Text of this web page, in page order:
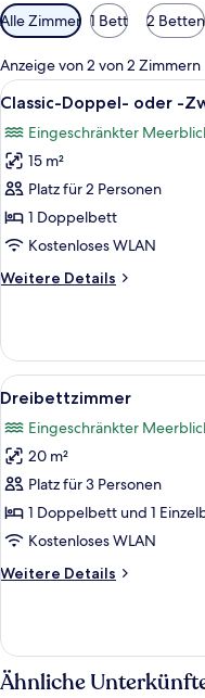
Verfügbare
Filter
für
Zimmer
Alle Zimmer 1 Bett 2 Betten
Anzeige von 2 von 2 Zimmern
Alle
Fotos
für
Classic-
Doppel-
oder
-
Balkon
4
Classic-Doppel- oder -
Eingeschränkter
15 m²
Platz für 2 Personen
1 Doppelbett
Kostenloses WLAN
Weitere Details
Weitere
Doppel-
oder
-
Balkon
Alle
Fotos
für
Dreibettzimmer
anzeigen
8
Dreibettzimmer
Eingeschränkter
20 m²
Platz für 3 Personen
1 Doppelbett und 1
Kostenloses WLAN
Weitere Details
Weitere
Ähnliche